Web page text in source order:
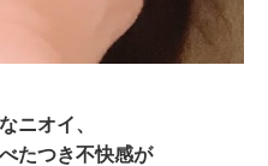
ニオイ、
たつき不快感が